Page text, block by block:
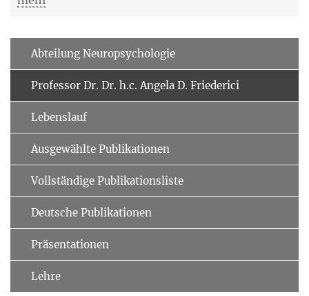
Abteilung Neuropsychologie
Professor Dr. Dr. h.c. Angela D. Friederici
Lebenslauf
Ausgewählte Publikationen
Vollständige Publikationsliste
Deutsche Publikationen
Präsentationen
Lehre